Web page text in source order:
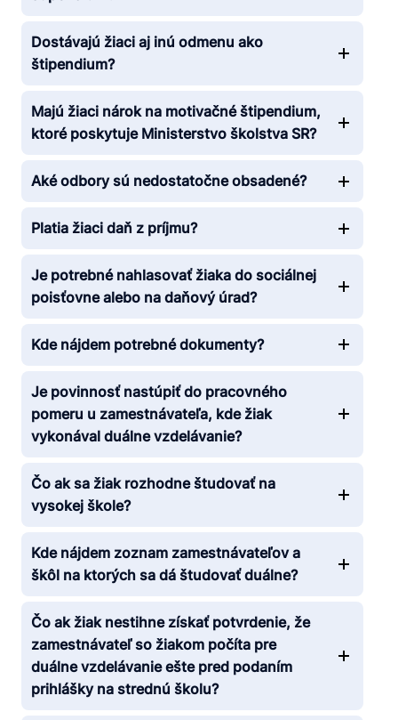
Dostávajú žiaci aj inú odmenu ako
štipendium?
Majú žiaci nárok na motivačné štipendium,
ktoré poskytuje Ministerstvo školstva SR?
Aké odbory sú nedostatočne obsadené?
Platia žiaci daň z príjmu?
Je potrebné nahlasovať žiaka do sociálnej
poisťovne alebo na daňový úrad?
Kde nájdem potrebné dokumenty?
Je povinnosť nastúpiť do pracovného
pomeru u zamestnávateľa, kde žiak
vykonával duálne vzdelávanie?
Čo ak sa žiak rozhodne študovať na
vysokej škole?
Kde nájdem zoznam zamestnávateľov a
škôl na ktorých sa dá študovať duálne?
Čo ak žiak nestihne získať potvrdenie, že
zamestnávateľ so žiakom počíta pre
duálne vzdelávanie ešte pred podaním
prihlášky na strednú školu?